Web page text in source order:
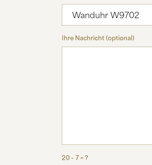
Ihre Nachricht (optional)
20 – 7 = ?